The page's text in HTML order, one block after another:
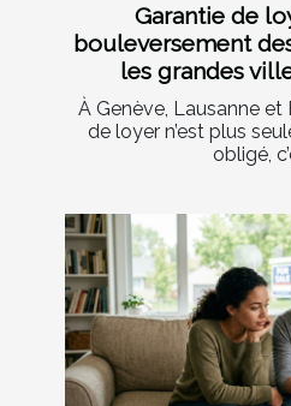
Garantie de
bouleversement
les grandes
À Genève, Lausanne et
de loyer n’est plus
obligé,